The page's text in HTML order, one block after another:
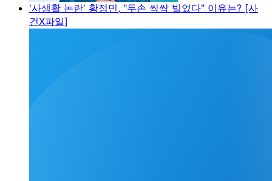
'사생활 논란' 황정민, "두손 싹싹 빌었다" 이유는? [사
건X파일]